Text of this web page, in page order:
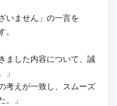
いません」の一言を
ました内容について、誠
」
考えが一致し、スムーズ
。」